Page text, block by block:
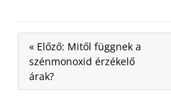
« Előző: Mitől függnek a
szénmonoxid érzékelő
árak?